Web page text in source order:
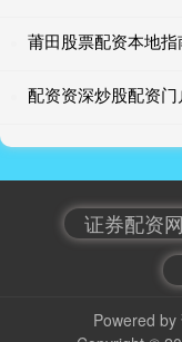
莆田股票配资本地指
配资资深炒股配资
证券配资网
Powered by